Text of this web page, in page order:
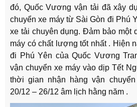
đó, Quốc Vương vận tải đã xây
chuyển xe máy từ Sài Gòn đi Phú
xe tải chuyên dụng. Đảm bảo một
máy có chất lượng tốt nhất . Hiện
đi Phú Yên của Quốc Vương
vận chuyển xe máy vào dịp Tết
thời gian nhận hàng vận
20/12 – 26/12 âm lịch hằng năm .